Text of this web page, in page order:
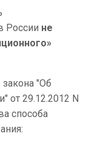
России не
закона "Об
от 29.12.2012 N
способа